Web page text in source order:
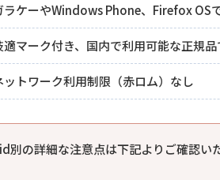
ラケーやWindows Phone、Firefox OS
適マーク付き、国内で利用可能な正規品
ットワーク利用制限（赤ロム）なし
の詳細な注意点は下記よりご確認い